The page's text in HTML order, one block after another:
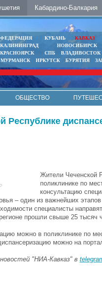
Кабардино-Балкария
ФЕДЕРАЦИЯ КУБАНЬ КАВКАЗ
КАЛИНИНГРАД
НОВОСИБИРСК
КРАСНОЯРСК
СПБ ВЛАДИВОСТОК
МУРМАНСК
ИРКУТСК БУРЯТИЯ
ОБЩЕСТВО
Республике
Жители Чеченской
поликлинике по
консультацию
– один из важнейших
специалисты
прошли свыше 25
можно в поликлинике по
можно на
"НИА-Кавказ" в